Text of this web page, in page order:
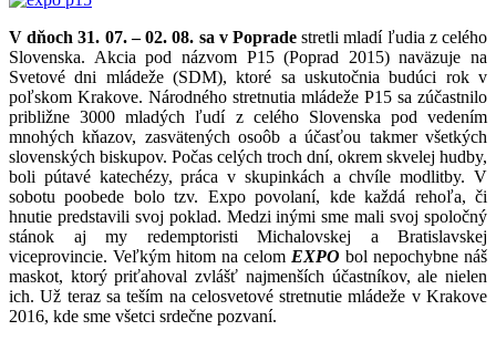
V dňoch 31. 07. – 02. 08. sa v Popradestretli mladí ľudia z celého
Slovenska. Akcia pod názvom P15 (Poprad 2015) naväzuje na
Svetové dni mládeže (SDM), ktoré sa uskutočnia budúci rok v
poľskom Krakove. Národného stretnutia mládeže P15 sa zúčastnilo
približne 3000 mladých ľudí z celého Slovenska pod vedením
mnohých kňazov, zasvätených osoôb a účasťou takmer všetkých
slovenských biskupov. Počas celých troch dní, okrem skvelej hudby,
boli pútavé katechézy, práca v skupinkách a chvíle modlitby. V
sobotu poobede bolo tzv. Expo povolaní, kde každá rehoľa, či
hnutie predstavili svoj poklad. Medzi inými sme mali svoj spoločný
stánok aj my redemptoristi Michalovskej a Bratislavskej
viceprovincie. Veľkým hitom na celom EXPO bol nepochybne náš
maskot, ktorý priťahoval zvlášť najmenších účastníkov, ale nielen
ich. Už teraz sa teším na celosvetové stretnutie mládeže v Krakove
2016, kde sme všetci srdečne pozvaní.